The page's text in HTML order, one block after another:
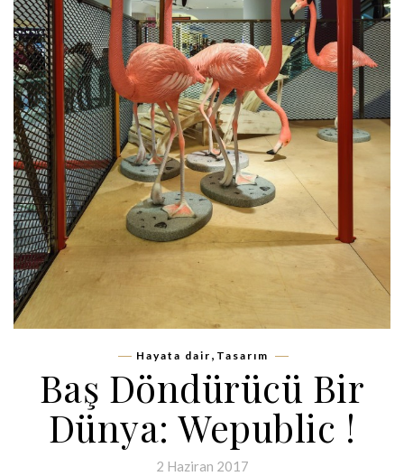
Hayata dair , Tasarım
Baş Döndürücü Bir
Dünya: Wepublic !
2 Haziran 2017